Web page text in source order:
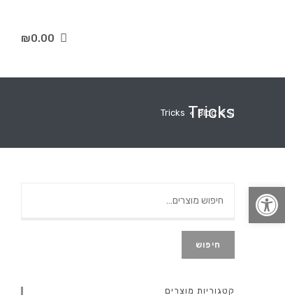
₪0.00
Tricks
>
Blog
>
Tricks
חיפוש
קטגוריות מוצרים
פתח סרגל נגישות